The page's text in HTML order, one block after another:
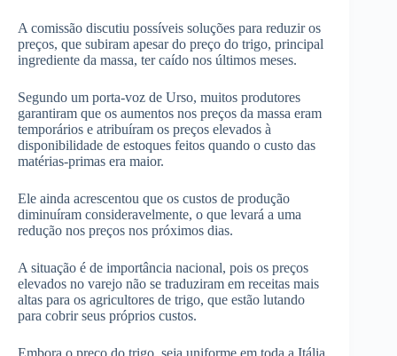
A comissão discutiu possíveis soluções para reduzir os
preços, que subiram apesar do preço do trigo, principal
ingrediente da massa, ter caído nos últimos meses.
Segundo um porta-voz de Urso, muitos produtores
garantiram que os aumentos nos preços da massa eram
temporários e atribuíram os preços elevados à
disponibilidade de estoques feitos quando o custo das
matérias-primas era maior.
Ele ainda acrescentou que os custos de produção
diminuíram consideravelmente, o que levará a uma
redução nos preços nos próximos dias.
A situação é de importância nacional, pois os preços
elevados no varejo não se traduziram em receitas mais
altas para os agricultores de trigo, que estão lutando
para cobrir seus próprios custos.